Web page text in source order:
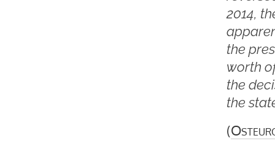
2014,
the
worth
the
the
(